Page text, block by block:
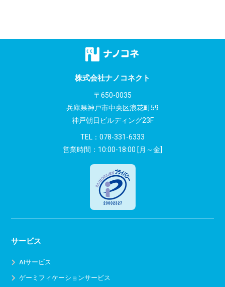
株式会社ナノコネクト
〒650-0035
兵庫県神戸市中央区浪花町59
神戸朝日ビルディング23F
TEL： 078-331-6333
営業時間：10:00-18:00 [月～金]
サービス
AIサービス
ゲーミフィケーションサービス